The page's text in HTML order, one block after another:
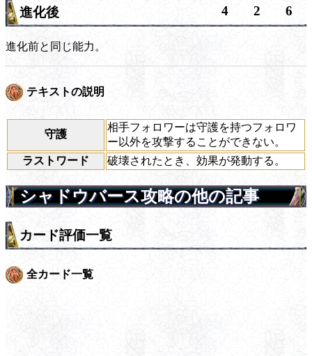
進化後 4 2 6
進化前と同じ能力。
テキストの説明
守護
相手フォロワーは守護を持つフォロワ
ー以外を攻撃することができない。
ラストワード
破壊されたとき、効果が発動する。
シャドウバース攻略の他の記事
カード評価一覧
全カード一覧